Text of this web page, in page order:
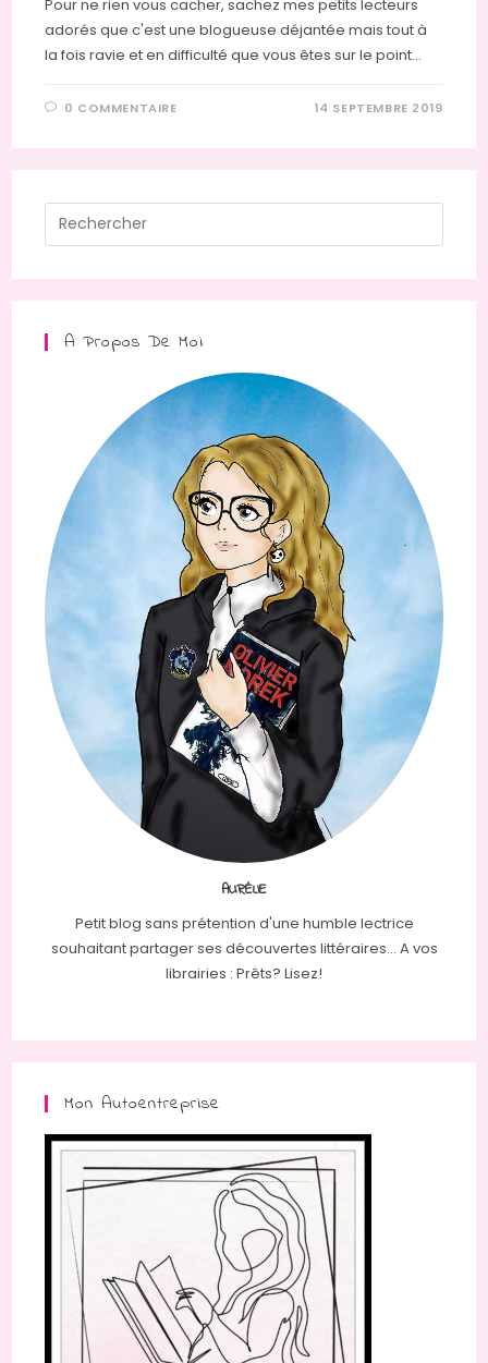
Pour ne rien vous cacher, sachez mes petits lecteurs
adorés que c'est une blogueuse déjantée mais tout à
la fois ravie et en difficulté que vous êtes sur le point…
0 COMMENTAIRE 14 SEPTEMBRE 2019
A Propos De Moi
AURÉLIE
Petit blog sans prétention d'une humble lectrice
souhaitant partager ses découvertes littéraires... A vos
librairies : Prêts? Lisez!
Mon Autoentreprise